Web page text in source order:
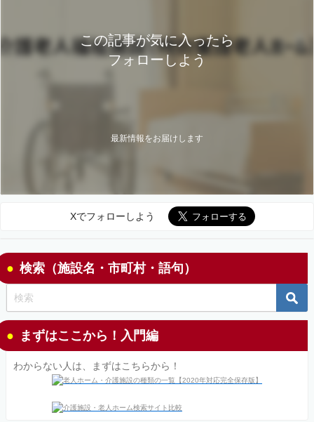
この記事が気に入ったら
フォローしよう
最新情報をお届けします
Xでフォローしよう
検索（施設名・市町村・語句）
まずはここから！入門編
わからない人は、まずはこちらから！